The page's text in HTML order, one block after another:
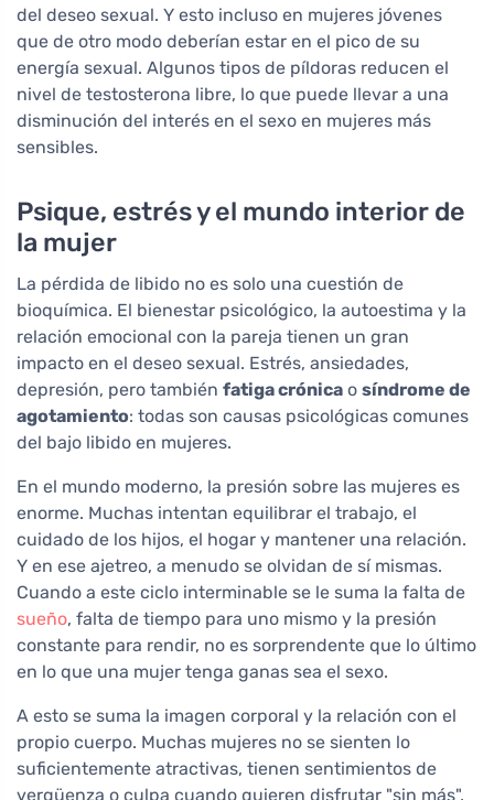
del deseo sexual. Y esto incluso en mujeres jóvenes
que de otro modo deberían estar en el pico de su
energía sexual. Algunos tipos de píldoras reducen el
nivel de testosterona libre, lo que puede llevar a una
disminución del interés en el sexo en mujeres más
sensibles.
Psique, estrés y el mundo interior de
la mujer
La pérdida de libido no es solo una cuestión de
bioquímica. El bienestar psicológico, la autoestima y la
relación emocional con la pareja tienen un gran
impacto en el deseo sexual. Estrés, ansiedades,
depresión, pero también fatiga crónica o síndrome de
agotamiento: todas son causas psicológicas comunes
del bajo libido en mujeres.
En el mundo moderno, la presión sobre las mujeres es
enorme. Muchas intentan equilibrar el trabajo, el
cuidado de los hijos, el hogar y mantener una relación.
Y en ese ajetreo, a menudo se olvidan de sí mismas.
Cuando a este ciclo interminable se le suma la falta de
sueño, falta de tiempo para uno mismo y la presión
constante para rendir, no es sorprendente que lo último
en lo que una mujer tenga ganas sea el sexo.
A esto se suma la imagen corporal y la relación con el
propio cuerpo. Muchas mujeres no se sienten lo
suficientemente atractivas, tienen sentimientos de
vergüenza o culpa cuando quieren disfrutar "sin más".